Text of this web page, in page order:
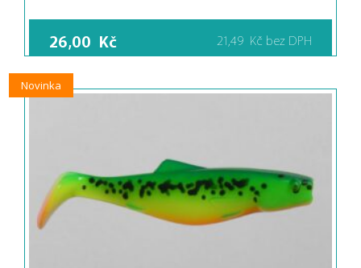
26,00 Kč 21,49 Kč bez DPH
Novinka